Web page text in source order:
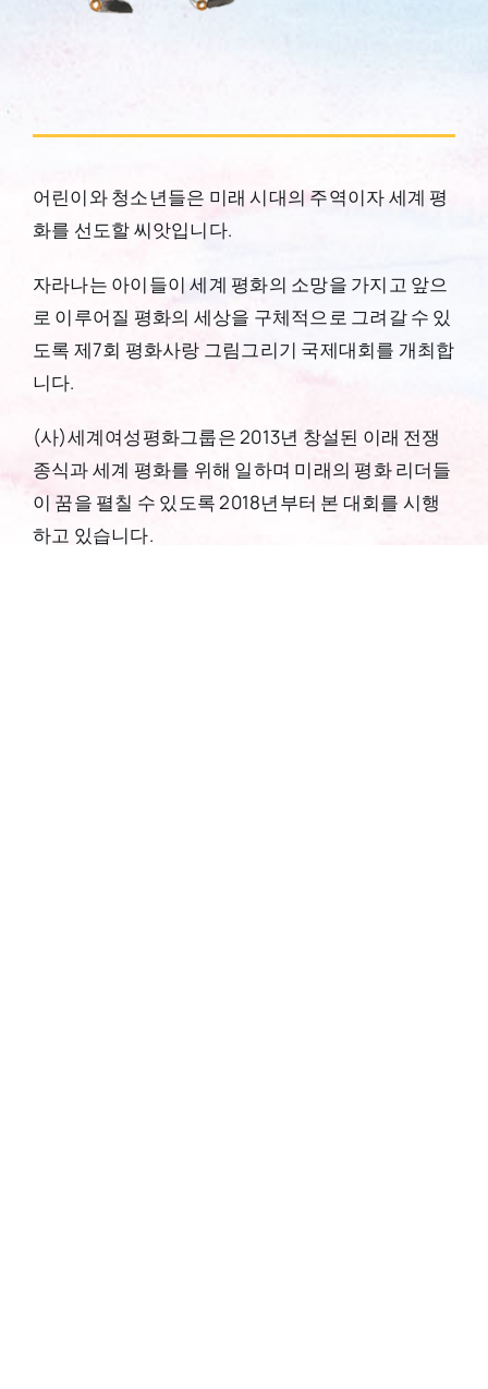
어린이와 청소년들은 미래 시대의 주역이자 세계 평
화를 선도할 씨앗입니다.
자라나는 아이들이 세계 평화의 소망을 가지고 앞으
로 이루어질 평화의 세상을 구체적으로 그려갈 수 있
도록 제7회 평화사랑 그림그리기 국제대회를 개최합
니다.
(사)세계여성평화그룹은 2013년 창설된 이래 전쟁
종식과 세계 평화를 위해 일하며 미래의 평화 리더들
이 꿈을 펼칠 수 있도록 2018년부터 본 대회를 시행
하고 있습니다.